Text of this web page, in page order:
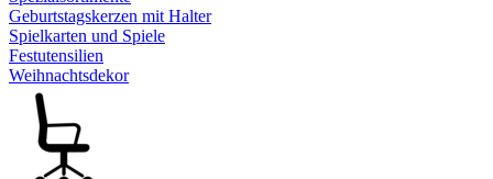
Geburtstagskerzen mit Halter
Spielkarten und Spiele
Festutensilien
Weihnachtsdekor